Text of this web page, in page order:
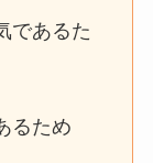
であるた
るため